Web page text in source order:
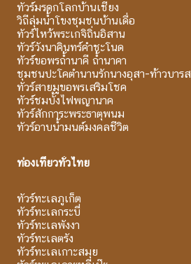
ทัวร์มรดกโลกบ้านเชียง
วิถีลุ่มน้ำโขงชุมชนบ้านเดื่อ
ทัวร์ไหว้พระเกจิถิ่นอิสาน
ทัวร์วังนาคินทร์คำชะโนด
ทัวร์ขอพรถ้ำนาคี ถ้ำนาคา
ชุมชนปะโคตำนานรักนางอุสา-ท้าวบารส
ทัวร์สายมูขอพรเสริมโชค
ทัวร์ชมบั้งไฟพญานาค
ทัวร์สักการะพระธาตุพนม
ทัวร์อาบน้ำมนต์มงคลชีวิต
ท่องเที่ยวทั่วไทย
ทัวร์ทะเลภูเก็ต
ทัวร์ทะเลกระบี่
ทัวร์ทะเลพังงา
ทัวร์ทะเลตรัง
ทัวร์ทะเลเกาะสมุย